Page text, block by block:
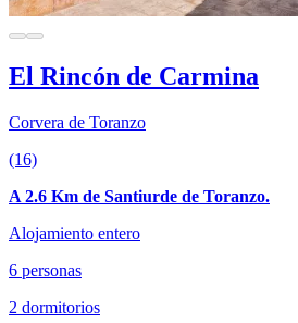
El Rincón de Carmina
Corvera de Toranzo
(16)
A 2.6 Km de Santiurde de Toranzo.
Alojamiento entero
6 personas
2 dormitorios